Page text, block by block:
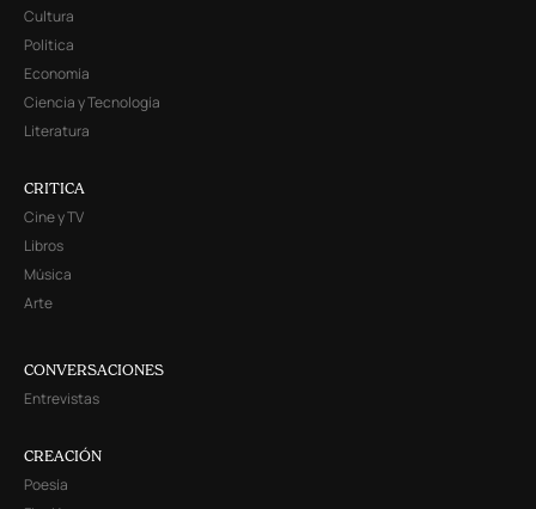
Cultura
Política
Economía
Ciencia y Tecnología
Literatura
CRITICA
Cine y TV
Libros
Música
Arte
CONVERSACIONES
Entrevistas
CREACIÓN
Poesía